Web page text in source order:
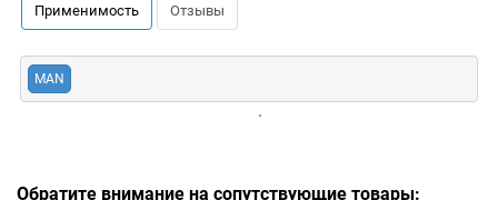
Применимость Отзывы
MAN
Обратите внимание на сопутствующие товары: